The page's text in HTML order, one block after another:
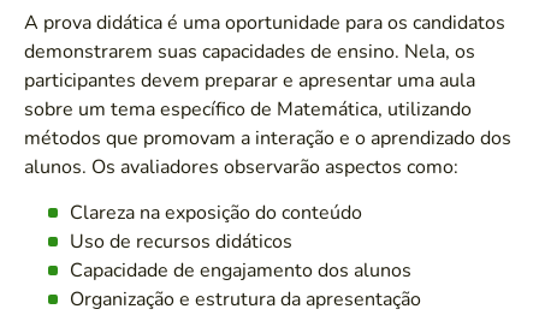
A prova didática é uma oportunidade para os candidatos
demonstrarem suas capacidades de ensino. Nela, os
participantes devem preparar e apresentar uma aula
sobre um tema específico de Matemática, utilizando
métodos que promovam a interação e o aprendizado dos
alunos. Os avaliadores observarão aspectos como:
Clareza na exposição do conteúdo
Uso de recursos didáticos
Capacidade de engajamento dos alunos
Organização e estrutura da apresentação